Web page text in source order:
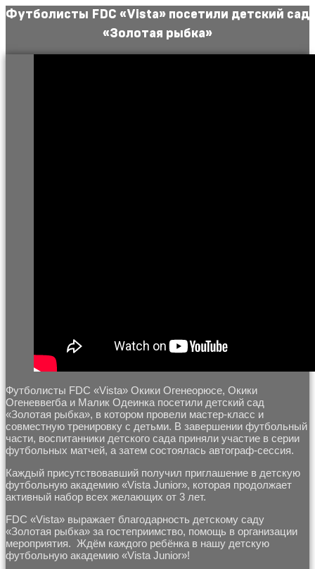
Футболисты FDC «Vista» посетили детский сад
«Золотая рыбка»
Футболисты FDC «Vista» Окики Огенеорюсе, Окики
Огеневвегба и Малик Одеинка посетили детский сад
«Золотая рыбка», в котором провели мастер-класс и
совместную тренировку с детьми. В завершении футбольный
части, воспитанники детского сада приняли участие в серии
футбольных матчей, а затем состоялась автограф-сессия.
Каждый присутствовавший получил приглашение в детскую
футбольную академию «Vista Junior», которая продолжает
активный набор всех желающих от 3 лет.
FDC «Vista» выражает благодарность детскому саду
«Золотая рыбка» за гостеприимство, помощь в организации
мероприятия. Ждём каждого ребёнка в нашу детскую
футбольную академию «Vista Junior»!